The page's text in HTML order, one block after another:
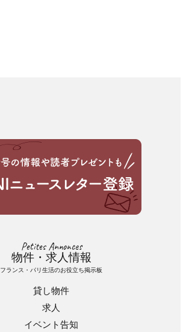
Petites Annonces
物件・求人情報
フランス・パリ生活のお役立ち掲示板
貸し物件
求人
イベント告知